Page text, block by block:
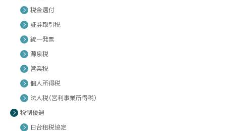
税金還付
証券取引税
統一発票
源泉税
営業税
個人所得税
法人税（営利事業所得税）
税制優遇
日台租税協定